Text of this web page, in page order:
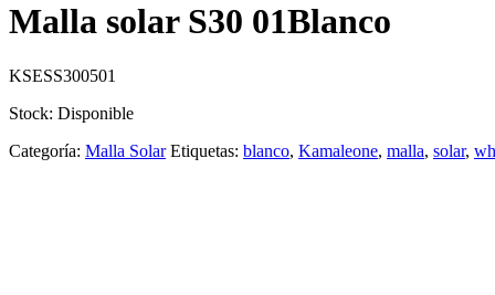
Malla solar S30 01Blanco
KSESS300501
Stock: Disponible
Categoría: Malla Solar Etiquetas: blanco, Kamaleone, malla, solar,